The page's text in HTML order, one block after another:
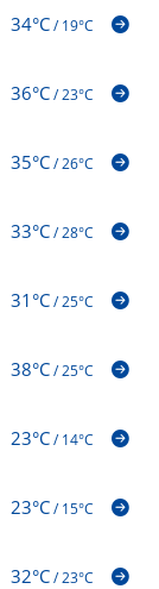
34°C/19°C
36°C/23°C
35°C/26°C
33°C/28°C
31°C/25°C
38°C/25°C
23°C/14°C
23°C/15°C
32°C/23°C